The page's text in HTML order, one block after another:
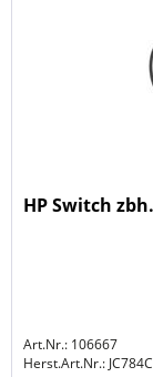
HP Switch
Art.Nr.: 106667
Herst.Art.Nr.: JC784C